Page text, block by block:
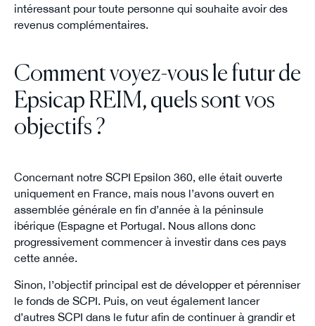
intéressant pour toute personne qui souhaite avoir des
revenus complémentaires.
Comment voyez-vous le futur de
Epsicap REIM, quels sont vos
objectifs ?
Concernant notre SCPI Epsilon 360, elle était ouverte
uniquement en France, mais nous l’avons ouvert en
assemblée générale en fin d’année à la péninsule
ibérique (Espagne et Portugal. Nous allons donc
progressivement commencer à investir dans ces pays
cette année.
Sinon, l’objectif principal est de développer et pérenniser
le fonds de SCPI. Puis, on veut également lancer
d’autres SCPI dans le futur afin de continuer à grandir et